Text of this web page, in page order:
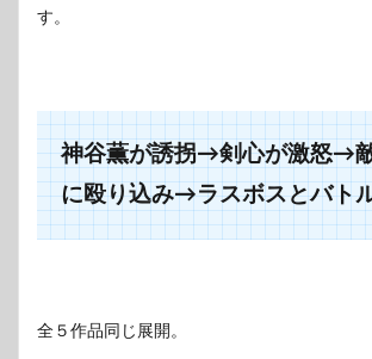
す。
神谷薫が誘拐→剣心が激怒→
に殴り込み→ラスボスとバト
全５作品同じ展開。